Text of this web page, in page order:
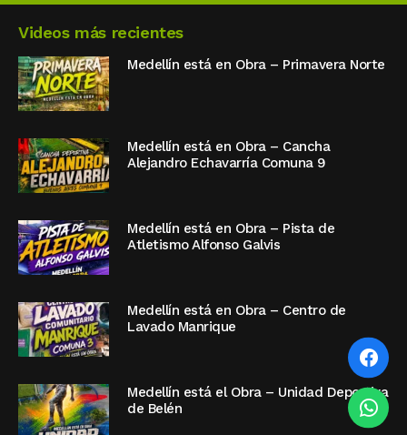
Videos más recientes
Medellín está en Obra – Primavera Norte
Medellín está en Obra – Cancha
Alejandro Echavarría Comuna 9
Medellín está en Obra – Pista de
Atletismo Alfonso Galvis
Medellín está en Obra – Centro de
Lavado Manrique
Medellín está el Obra – Unidad Deportiva
de Belén